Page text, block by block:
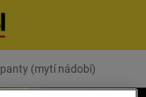
(mytí nádobí)